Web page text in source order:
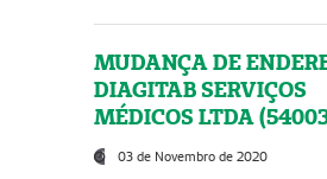
MUDANÇA DE
DIAGITAB SERVIÇOS
MÉDICOS LTDA
03 de Novembro de 2020